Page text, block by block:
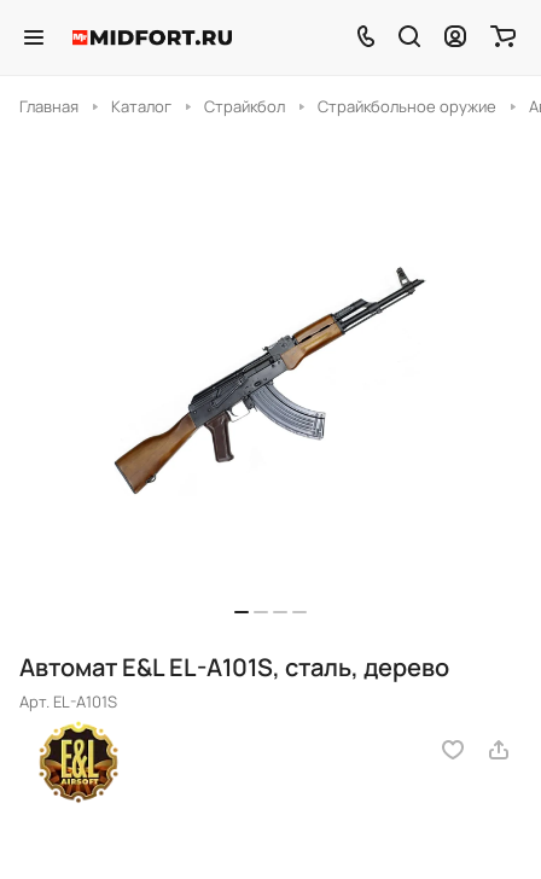
Главная Каталог Страйкбол Страйкбольное оружие
Автомат E&L EL-A101S, сталь, дерево
Арт. EL-A101S